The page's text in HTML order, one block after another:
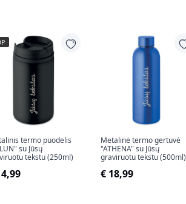
termo puodelis
su Jūsų
tekstu (250ml)
Metalinė termo gertuvė
"ATHENA" su Jūsų
graviruotu tekstu (500ml)
€ 18,99